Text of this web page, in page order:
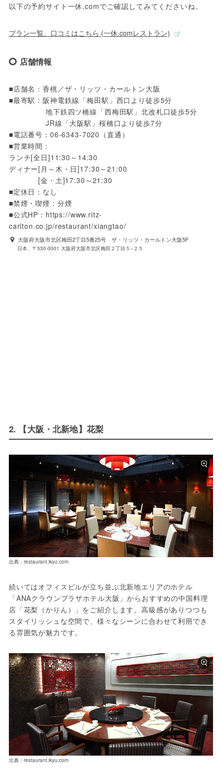
以下の予約サイト一休.comでご確認してみてくださいね。
プラン一覧、口コミはこちら (一休.comレストラン)
店舗情報
■店舗名：香桃／ザ・リッツ・カールトン大阪
■最寄駅：阪神電鉄線「梅田駅」西口より徒歩5分
地下鉄四ツ橋線「西梅田駅」北改札口徒歩5分
JR線「大阪駅」桜橋口より徒歩7分
■電話番号：06-6343-7020（直通）
■営業時間：
ランチ[全日]11:30～14:30
ディナー[月～木・日]17:30～21:00
[金・土]17:30～21:30
■定休日：なし
■禁煙・喫煙：分煙
■公式HP：https://www.ritz-
carlton.co.jp/restaurant/xiangtao/
大阪府大阪市北区梅田2丁目5番25号 ザ・リッツ・カールトン大阪5F
日本、〒530-0001 大阪府大阪市北区梅田２丁目５−２５
2. 【大阪・北新地】花梨
出典：restaurant.ikyu.com
続いてはオフィスビルが立ち並ぶ北新地エリアのホテル
「ANAクラウンプラザホテル大阪」からおすすめの中国料理
店「花梨（かりん）」をご紹介します。高級感がありつつも
スタイリッシュな空間で、様々なシーンに合わせて利用でき
る雰囲気が魅力です。
出典：restaurant.ikyu.com